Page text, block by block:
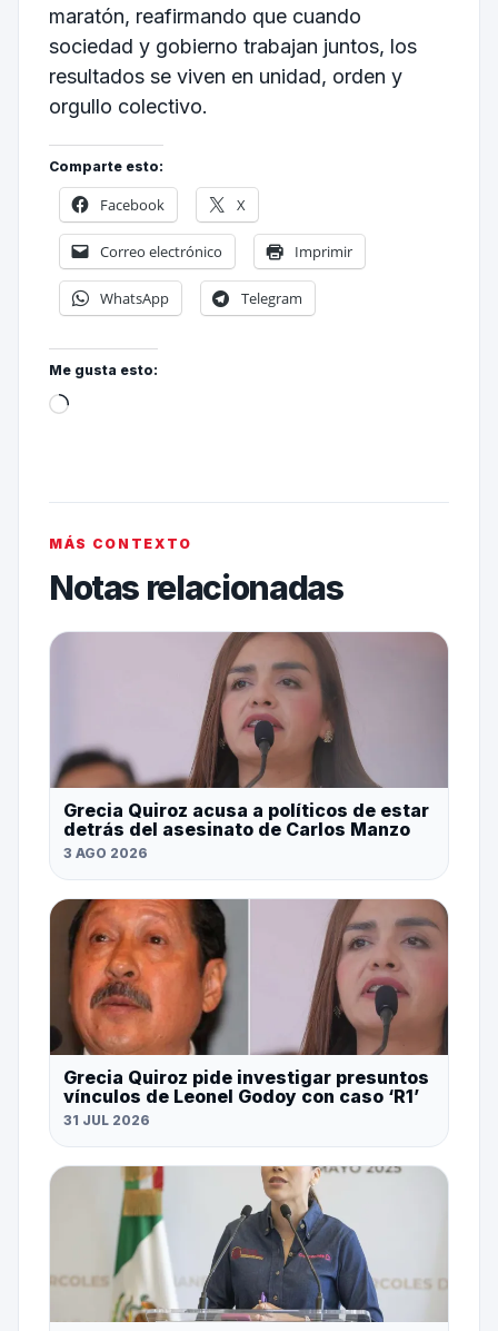
maratón, reafirmando que cuando
sociedad y gobierno trabajan juntos, los
resultados se viven en unidad, orden y
orgullo colectivo.
Comparte esto:
Facebook X
Correo electrónico Imprimir
WhatsApp Telegram
Me gusta esto:
MÁS CONTEXTO
Notas relacionadas
Grecia Quiroz acusa a políticos de estar
detrás del asesinato de Carlos Manzo
3 AGO 2026
Grecia Quiroz pide investigar presuntos
vínculos de Leonel Godoy con caso ‘R1’
31 JUL 2026